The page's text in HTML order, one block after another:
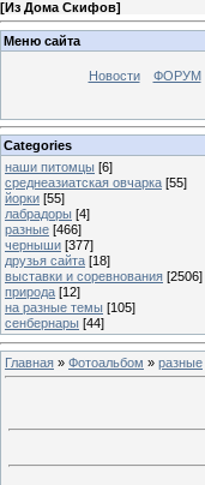
[Из Дома Скифов]
Меню сайта
Новости ФОРУМ
Categories
наши питомцы [6]
среднеазиатская овчарка [55]
йорки [55]
лабрадоры [4]
разные [466]
черныши [377]
друзья сайта [18]
выставки и соревнования [2506]
природа [12]
на разные темы [105]
сенбернары [44]
Главная » Фотоальбом » разные